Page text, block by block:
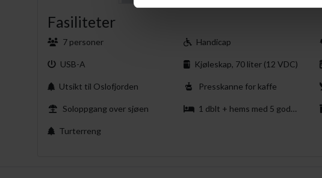
Fasiliteter
7 personer Handicap
USB-A Kjøleskap, 70 liter (12 VDC)
Utsikt til Oslofjorden Presskanne for kaffe
Soloppgang over sjøen 1 dblt + hems med 5 gode madrasser
Turterreng